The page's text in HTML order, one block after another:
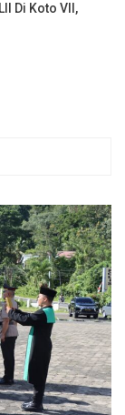
Di Koto VII,